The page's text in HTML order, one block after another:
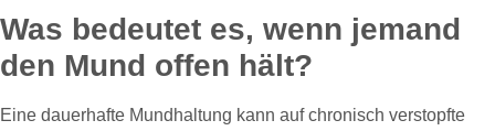
Was bedeutet es, wenn jemand
den Mund offen hält?
Eine dauerhafte Mundhaltung kann auf chronisch verstopfte